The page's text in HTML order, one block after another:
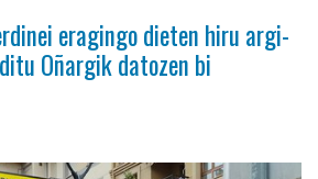
eragingo dieten hiru argi-
Oñargik datozen bi